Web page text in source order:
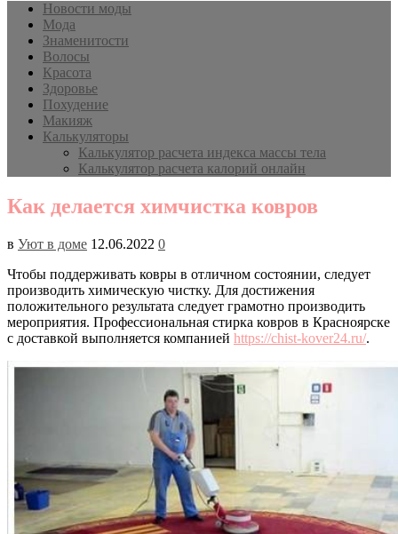
Новости моды
Мода
Знаменитости
Волосы
Красота
Здоровье
Похудение
Макияж
Калькуляторы
Калькулятор расчета индекса массы тела
Калькулятор расчета калорий онлайн
Как делается химчистка ковров
в Уют в доме 12.06.2022 0
Чтобы поддерживать ковры в отличном состоянии, следует
производить химическую чистку. Для достижения
положительного результата следует грамотно производить
мероприятия. Профессиональная стирка ковров в Красноярске
с доставкой выполняется компанией https://chist-kover24.ru/.